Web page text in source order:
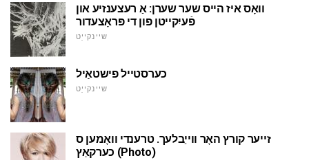
וואָס איז הייס שער שערן: אַ רעצענזיע און
פֿעיִקייטן פון די פּראָצעדור
שיינקייַט
כערסטייל פישטאַיל
שיינקייַט
זייער קורץ האָר ווייַבלעך. טרענדי וואָמען ס
כערקאַץ (Photo)